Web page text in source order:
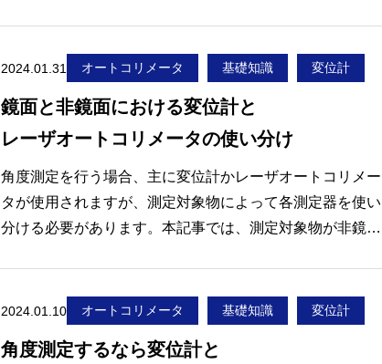
【この記事でわかること】
・角度測定から評価できる幾何公差
・角度測定データから平面度を求める方法
2024.01.31 オートコリメータ 基礎知識 変位計
鏡面と非鏡面における変位計と
レーザオートコリメータの使い分け
角度測定を行う場合、主に変位計かレーザオートコリメー
タが使用されますが、測定対象物によって各測定器を使い
分ける必要があります。本記事では、測定対象物が非鏡面
2024.01.10 オートコリメータ 基礎知識 変位計
角度測定するなら変位計と